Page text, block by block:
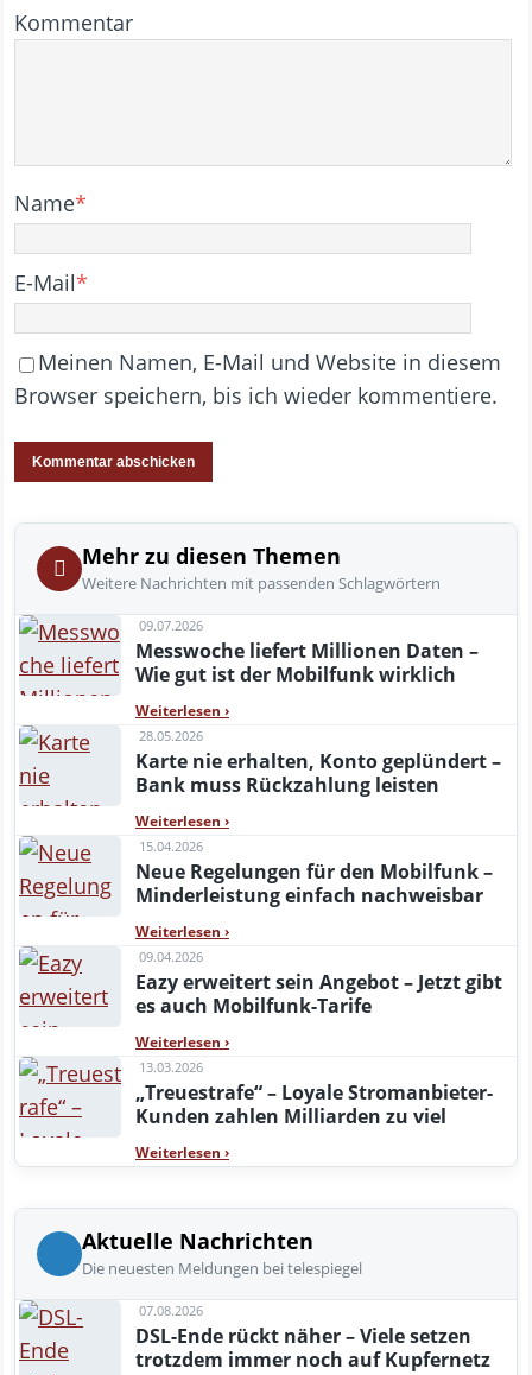
Kommentar
Name*
E-Mail*
Meinen Namen, E-Mail und Website in diesem
Browser speichern, bis ich wieder kommentiere.
Mehr zu diesen Themen
Weitere Nachrichten mit passenden Schlagwörtern
09.07.2026
Messwoche liefert Millionen Daten –
Wie gut ist der Mobilfunk wirklich
Weiterlesen ›
28.05.2026
Karte nie erhalten, Konto geplündert –
Bank muss Rückzahlung leisten
Weiterlesen ›
15.04.2026
Neue Regelungen für den Mobilfunk –
Minderleistung einfach nachweisbar
Weiterlesen ›
09.04.2026
Eazy erweitert sein Angebot – Jetzt gibt
es auch Mobilfunk-Tarife
Weiterlesen ›
13.03.2026
„Treuestrafe“ – Loyale Stromanbieter-
Kunden zahlen Milliarden zu viel
Weiterlesen ›
Aktuelle Nachrichten
Die neuesten Meldungen bei telespiegel
07.08.2026
DSL-Ende rückt näher – Viele setzen
trotzdem immer noch auf Kupfernetz